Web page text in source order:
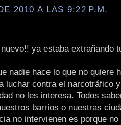
2010 A LAS 9:22 P.M.
ya estaba extrañando
nadie hace lo que no quiere
luchar contra el narcotráfico
no les interesa. Todos
barrios o nuestras
no intervienen es porque